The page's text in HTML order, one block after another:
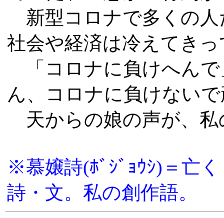
新型コロナで多くの人
社会や経済は冷えてき
「コロナに負けへんで
ん、コロナに負けない
天からの娘の声が、私
※慕嬢詩(ﾎﾞｼﾞｮｳｼ)＝亡
詩・文。私の創作語。